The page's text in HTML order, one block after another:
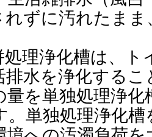
れずに汚れたま
理浄化槽は、ト
排水を浄化する
量を単独処理浄
。単独処理浄化